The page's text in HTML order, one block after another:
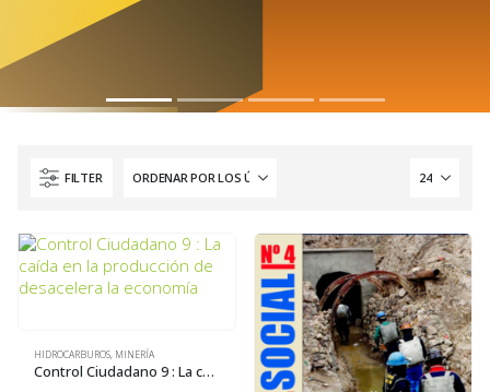
FILTER
HIDROCARBUROS, MINERÍA
Control Ciudadano 9 : La caída en la producción de desacelera la economía